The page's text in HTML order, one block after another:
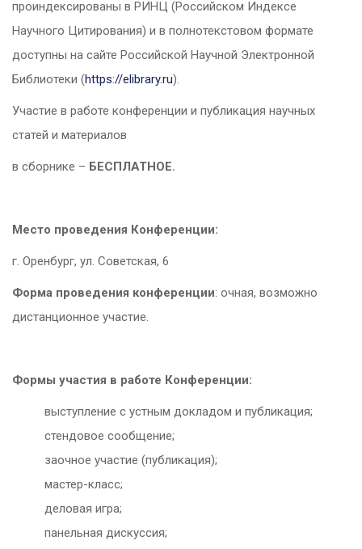
проиндексированы в РИНЦ (Российском Индексе
Научного Цитирования) и в полнотекстовом формате
доступны на сайте Российской Научной Электронной
Библиотеки (https://elibrary.ru).
Участие в работе конференции и публикация научных
статей и материалов
в сборнике – БЕСПЛАТНОЕ.
Место проведения Конференции:
г. Оренбург, ул. Советская, 6
Форма проведения конференции: очная, возможно
дистанционное участие.
Формы участия в работе Конференции:
выступление с устным докладом и публикация;
стендовое сообщение;
заочное участие (публикация);
мастер-класс;
деловая игра;
панельная дискуссия;